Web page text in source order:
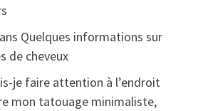
Quelques informations sur
de cheveux
je faire attention à l’endroit
mon tatouage minimaliste,